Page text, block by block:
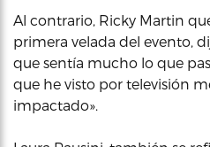
Al contrario, Ricky Martin
primera velada del evento,
que sentía mucho lo que
que he visto por televisión
impactado».